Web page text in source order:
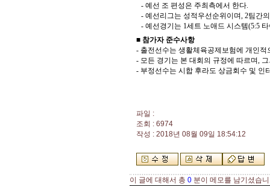
- 예선 조 편성은 주최측에서 한다.
- 예선리그는 성적우선순위이며, 2팀간
- 예선경기는 1세트 노애드 시스템(5:5
■ 참가자 준수사항
- 출전선수는 생활체육공제보험에 개인
- 모든 경기는 본 대회의 규정에 따르며,
- 부정선수는 시합 후라도 상금회수 및 인
파일 :
조회 : 6974
작성 : 2018년 08월 09일 18:54:12
이 글에 대해서 총 0 분이 메모를 남기셨습